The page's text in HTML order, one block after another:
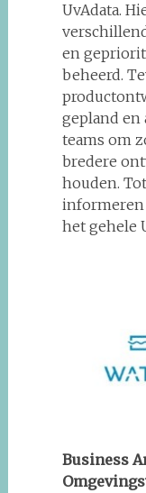
UvAdata.
en
beheerd.
gepland en
teams om
bredere
houden.
informeren
het gehele
Business